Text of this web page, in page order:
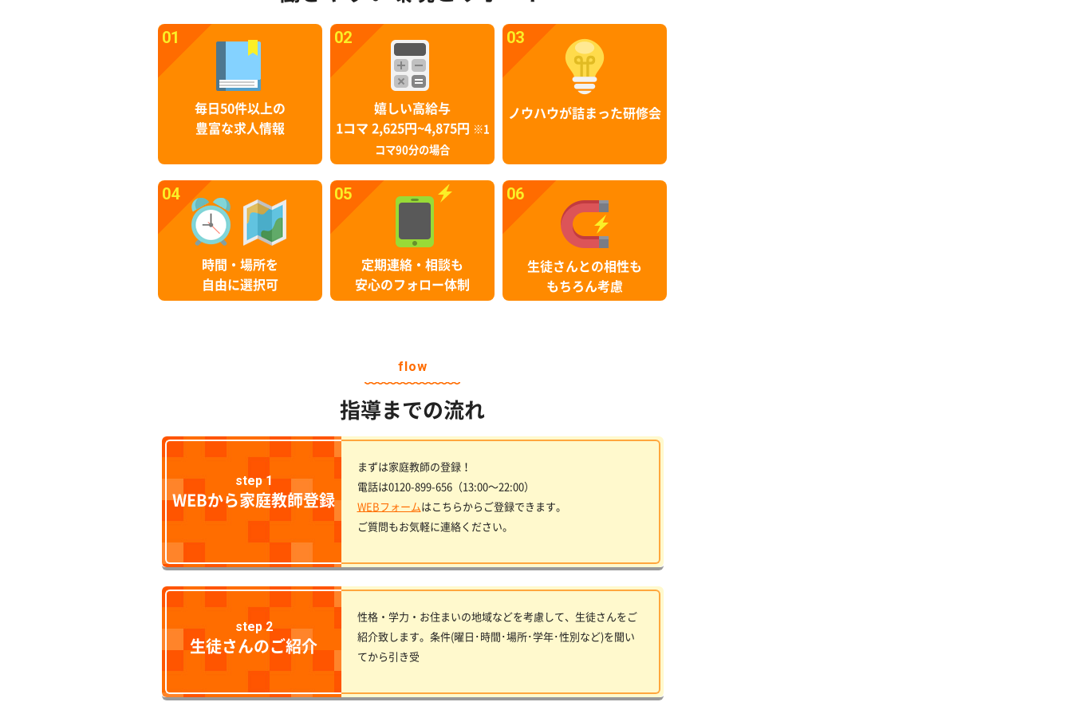
01
毎日50件以上の
豊富な求人情報
02
嬉しい高給与
1コマ 2,625円~4,875円
※1
コマ90分の場合
03
ノウハウが詰まった研修会
04
時間・場所を
自由に選択可
05
定期連絡・相談も
安心のフォロー体制
06
生徒さんとの相性も
もちろん考慮
flow
指導までの流れ
step 1
WEBから家庭教師登録
まずは家庭教師の登録！
電話は0120-899-656（13:00〜22:00）
WEBフォームはこちらからご登録できます。
ご質問もお気軽に連絡ください。
step 2
生徒さんのご紹介
性格・学力・お住まいの地域などを考慮して、生徒さんをご
紹介致します。条件(曜日･時間･場所･学年･性別など)を聞い
てから引き受